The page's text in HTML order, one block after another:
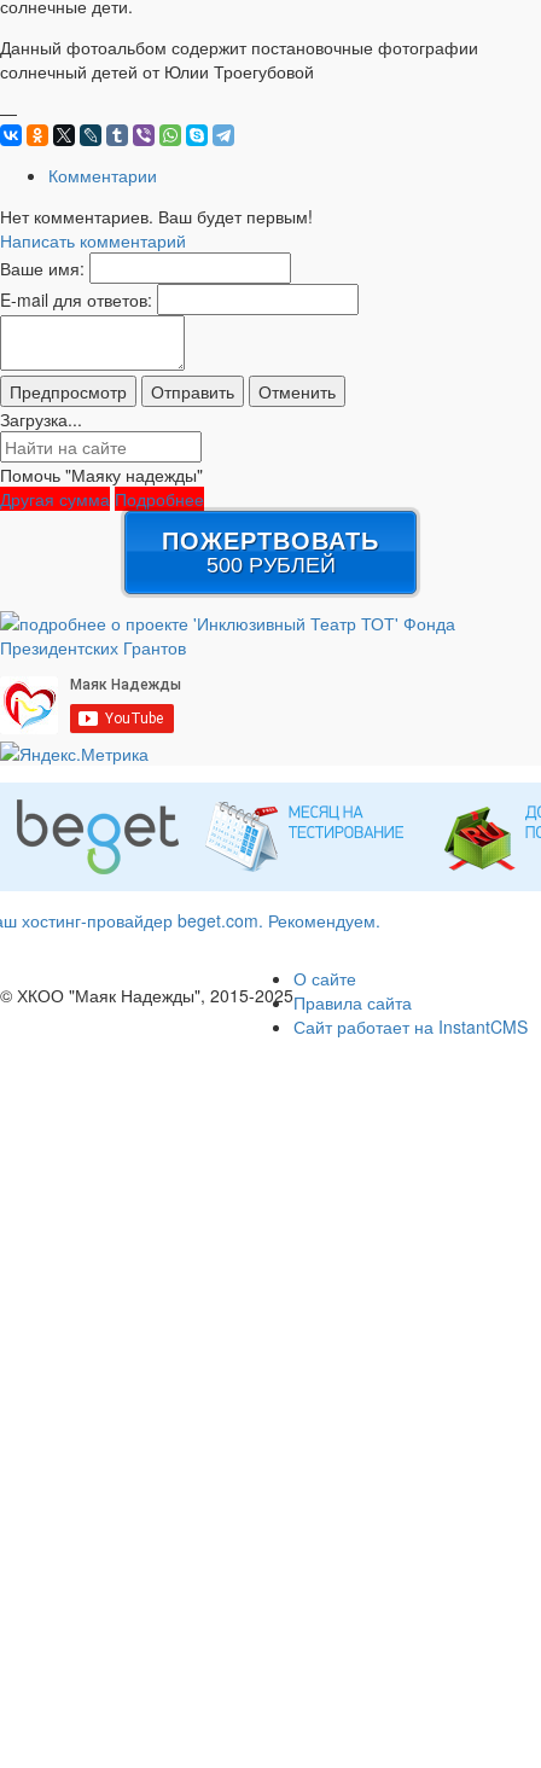
солнечные дети.
Данный фотоальбом содержит постановочные фотографии
солнечный детей от Юлии Троегубовой
—
Комментарии
Нет комментариев. Ваш будет первым!
Написать комментарий
Ваше имя:
E-mail для ответов:
Загрузка...
Помочь "Маяку надежды"
Другая сумма Подробнее
ПОЖЕРТВОВАТЬ
500 РУБЛЕЙ
хостинг-провайдер beget.com. Рекомендуем.
© ХКОО "Маяк Надежды", 2015-2025
О сайте
Правила сайта
Сайт работает на InstantCMS